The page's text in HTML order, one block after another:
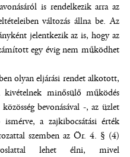
is rendelkezik arra az
változás állna be. Az
jelentkezik az is, hogy az
egy évig nem működhet
olyan eljárási rendet alkotott,
minősülő működés
bevonásával -, az üzlet
a zajkibocsátási érték
szemben az Ör. 4. § (4)
lehet élni, mivel